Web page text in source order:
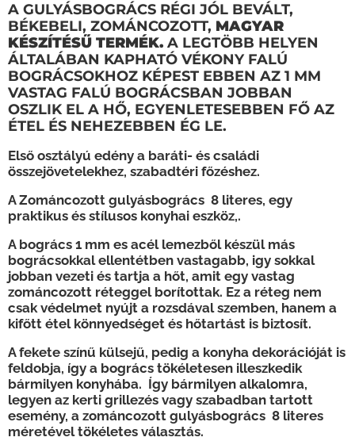
A GULYÁSBOGRÁCS RÉGI JÓL BEVÁLT,
BÉKEBELI, ZOMÁNCOZOTT, MAGYAR
KÉSZÍTÉSŰ TERMÉK. A LEGTÖBB HELYEN
ÁLTALÁBAN KAPHATÓ VÉKONY FALÚ
BOGRÁCSOKHOZ KÉPEST EBBEN AZ 1 MM
VASTAG FALÚ BOGRÁCSBAN JOBBAN
OSZLIK EL A HŐ, EGYENLETESEBBEN FŐ AZ
ÉTEL ÉS NEHEZEBBEN ÉG LE.
Első osztályú edény a baráti- és családi
összejövetelekhez, szabadtéri főzéshez.
A Zománcozott gulyásbogrács 8 literes, egy
praktikus és stílusos konyhai eszköz,.
A bogrács 1 mm es acél lemezből készül más
bográcsokkal ellentétben vastagabb, igy sokkal
jobban vezeti és tartja a hőt, amit egy vastag
zománcozott réteggel borítottak. Ez a réteg nem
csak védelmet nyújt a rozsdával szemben, hanem a
kifőtt étel könnyedséget és hőtartást is biztosít.
A fekete színű külsejű, pedig a konyha dekorációját is
feldobja, így a bogrács tökéletesen illeszkedik
bármilyen konyhába. Így bármilyen alkalomra,
legyen az kerti grillezés vagy szabadban tartott
esemény, a zománcozott gulyásbogrács 8 literes
méretével tökéletes választás.